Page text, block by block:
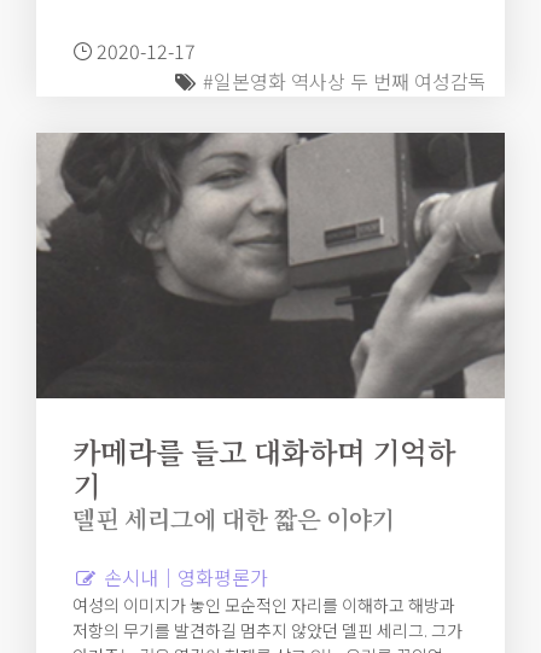
을 대신해 체현하는 것 외에 자신을 표현하고 이해시키는
방식을 찾기 어려운 곤란을 멜로드라마적으로 동시에 냉
철하게 사유하고 있다는 사실은 의미심장하다.
2020-12-17
#일본영화 역사상 두 번째 여성감독
카메라를 들고 대화하며 기억하
기
델핀 세리그에 대한 짧은 이야기
손시내｜영화평론가
여성의 이미지가 놓인 모순적인 자리를 이해하고 해방과
저항의 무기를 발견하길 멈추지 않았던 델핀 세리그. 그가